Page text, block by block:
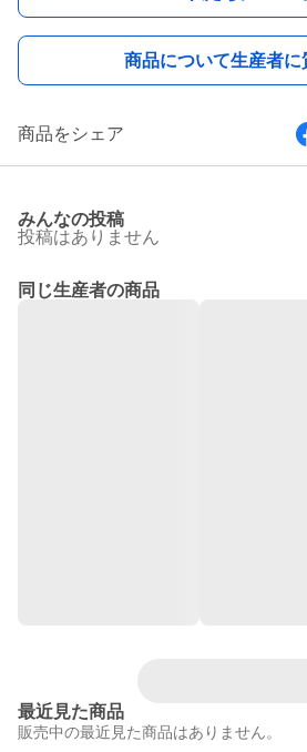
商品について生産者に
商品をシェア
みんなの投稿
投稿はありません
同じ生産者の商品
最近見た商品
販売中の最近見た商品はありません。